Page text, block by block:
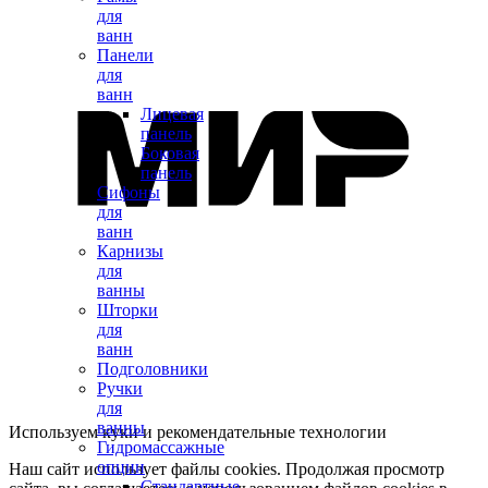
для
ванн
Панели
для
ванн
Лицевая
панель
Боковая
панель
Сифоны
для
ванн
Карнизы
для
ванны
Шторки
для
ванн
Подголовники
Ручки
для
ванны
Гидромассажные
опции
Используем куки и рекомендательные технологии
Наш сайт использует файлы cookies. Продолжая просмотр